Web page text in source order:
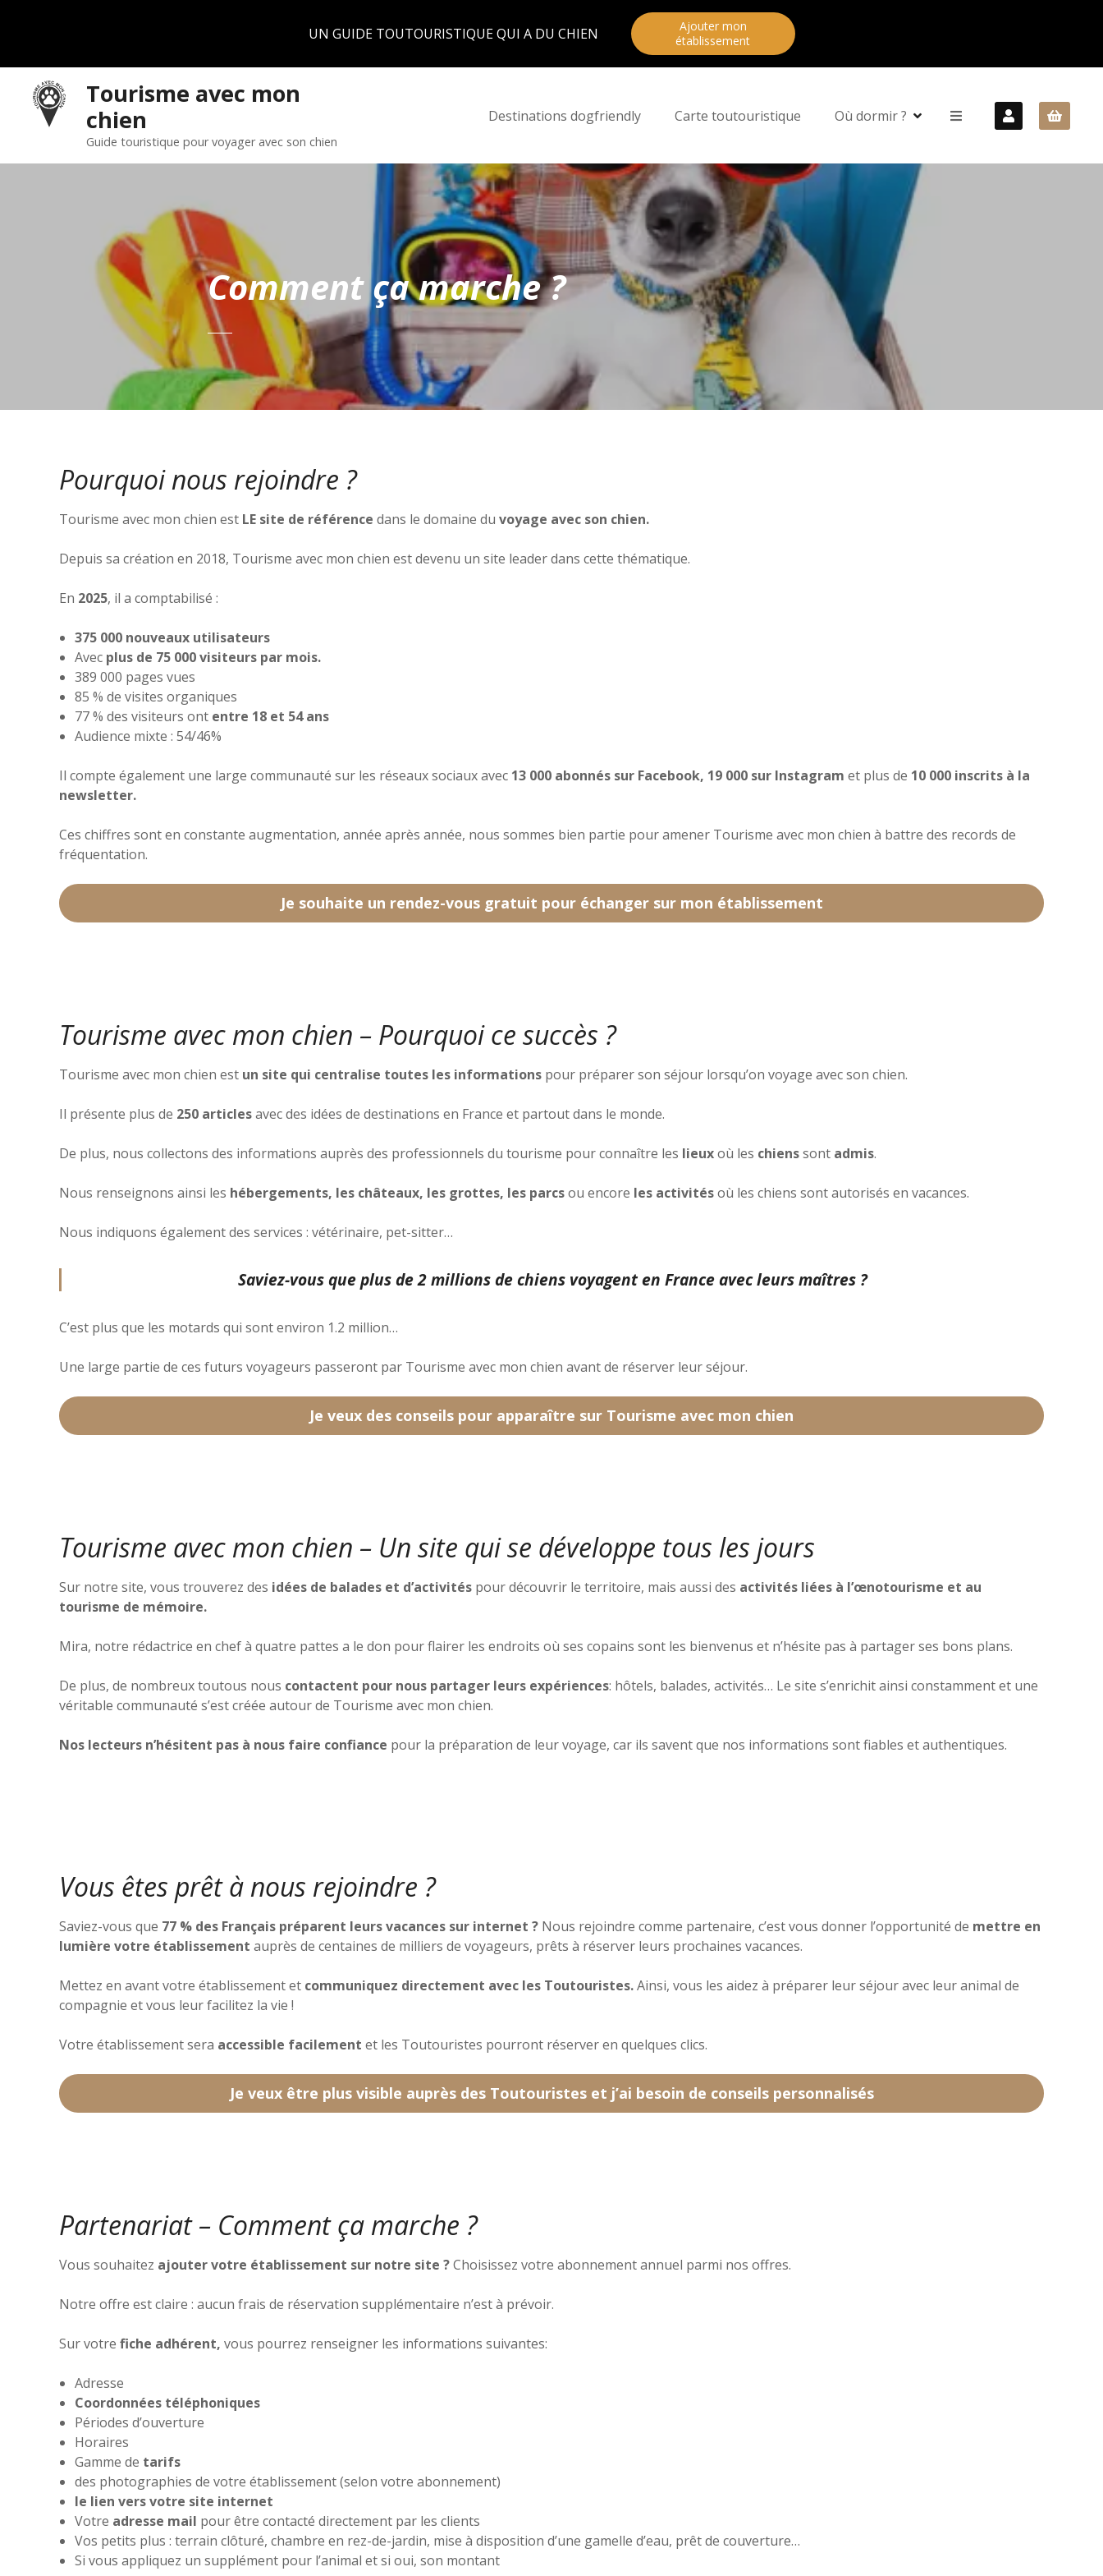
UN GUIDE TOUTOURISTIQUE QUI A DU CHIEN
Ajouter mon
établissement
Tourisme avec mon
chien
Guide touristique pour voyager avec son chien
Destinations dogfriendly Carte toutouristique Où dormir ?
Comment ça marche ?
Pourquoi nous rejoindre ?
Tourisme avec mon chien est LE site de référence dans le domaine du voyage avec son chien.
Depuis sa création en 2018, Tourisme avec mon chien est devenu un site leader dans cette thématique.
En 2025, il a comptabilisé :
375 000 nouveaux utilisateurs
Avec plus de 75 000 visiteurs par mois.
389 000 pages vues
85 % de visites organiques
77 % des visiteurs ont entre 18 et 54 ans
Audience mixte : 54/46%
Il compte également une large communauté sur les réseaux sociaux avec 13 000 abonnés sur Facebook, 19 000 sur Instagram et plus de 10 000 inscrits à la
newsletter.
Ces chiffres sont en constante augmentation, année après année, nous sommes bien partie pour amener Tourisme avec mon chien à battre des records de
fréquentation.
Je souhaite un rendez-vous gratuit pour échanger sur mon établissement
Tourisme avec mon chien – Pourquoi ce succès ?
Tourisme avec mon chien est un site qui centralise toutes les informations pour préparer son séjour lorsqu’on voyage avec son chien.
Il présente plus de 250 articlesavec des idées de destinations en France et partout dans le monde.
De plus, nous collectons des informations auprès des professionnels du tourisme pour connaître les lieuxoù les chienssont admis.
Nous renseignons ainsi les hébergements, les châteaux, les grottes, les parcsou encore les activitésoù les chiens sont autorisés en vacances.
Nous indiquons également des services : vétérinaire, pet-sitter…
Saviez-vous que plus de 2 millions de chiens voyagent en France avec leurs maîtres ?
C’est plus que les motards qui sont environ 1.2 million…
Une large partie de ces futurs voyageurs passeront par Tourisme avec mon chien avant de réserver leur séjour.
Je veux des conseils pour apparaître sur Tourisme avec mon chien
Tourisme avec mon chien – Un site qui se développe tous les jours
Sur notre site, vous trouverez des idées de balades et d’activités pour découvrir le territoire, mais aussi des activités liées à l’œnotourisme et au
tourisme de mémoire.
Mira, notre rédactrice en chef à quatre pattes a le don pour flairer les endroits où ses copains sont les bienvenus et n’hésite pas à partager ses bons plans.
De plus, de nombreux toutous nous contactent pour nous partager leurs expériences: hôtels, balades, activités… Le site s’enrichit ainsi constamment et une
véritable communauté s’est créée autour de Tourisme avec mon chien.
Nos lecteurs n’hésitent pas à nous faire confiance pour la préparation de leur voyage, car ils savent que nos informations sont fiables et authentiques.
Vous êtes prêt à nous rejoindre ?
Saviez-vous que 77 % des Français préparent leurs vacances sur internet ? Nous rejoindre comme partenaire, c’est vous donner l’opportunité de mettre en
lumière votre établissement auprès de centaines de milliers de voyageurs, prêts à réserver leurs prochaines vacances.
Mettez en avant votre établissement et communiquez directement avec les Toutouristes.Ainsi, vous les aidez à préparer leur séjour avec leur animal de
compagnie et vous leur facilitez la vie !
Votre établissement sera accessible facilement et les Toutouristes pourront réserver en quelques clics.
Je veux être plus visible auprès des Toutouristes et j’ai besoin de conseils personnalisés
Partenariat – Comment ça marche ?
Vous souhaitez ajouter votre établissement sur notre site ?Choisissez votre abonnement annuel parmi nos offres.
Notre offre est claire : aucun frais de réservation supplémentaire n’est à prévoir.
Sur votre fiche adhérent, vous pourrez renseigner les informations suivantes:
Adresse
Coordonnées téléphoniques
Périodes d’ouverture
Horaires
Gamme de tarifs
des photographies de votre établissement (selon votre abonnement)
le lien vers votre site internet
Votre adresse mail pour être contacté directement par les clients
Vos petits plus : terrain clôturé, chambre en rez-de-jardin, mise à disposition d’une gamelle d’eau, prêt de couverture…
Si vous appliquez un supplément pour l’animal et si oui, son montant